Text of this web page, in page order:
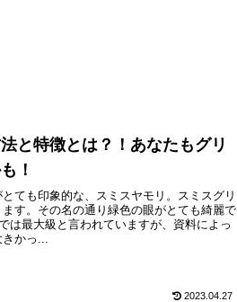
と特徴とは？！あなたもグリ
！
ても印象的な、スミスヤモリ。スミスグリ
す。その名の通り緑色の眼がとても綺麗で
は最大級と言われていますが、資料によっ
かっ...
2023.04.27